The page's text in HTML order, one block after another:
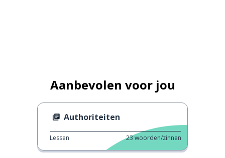
Aanbevolen voor jou
Authoriteiten
Lessen 23woorden/zinnen